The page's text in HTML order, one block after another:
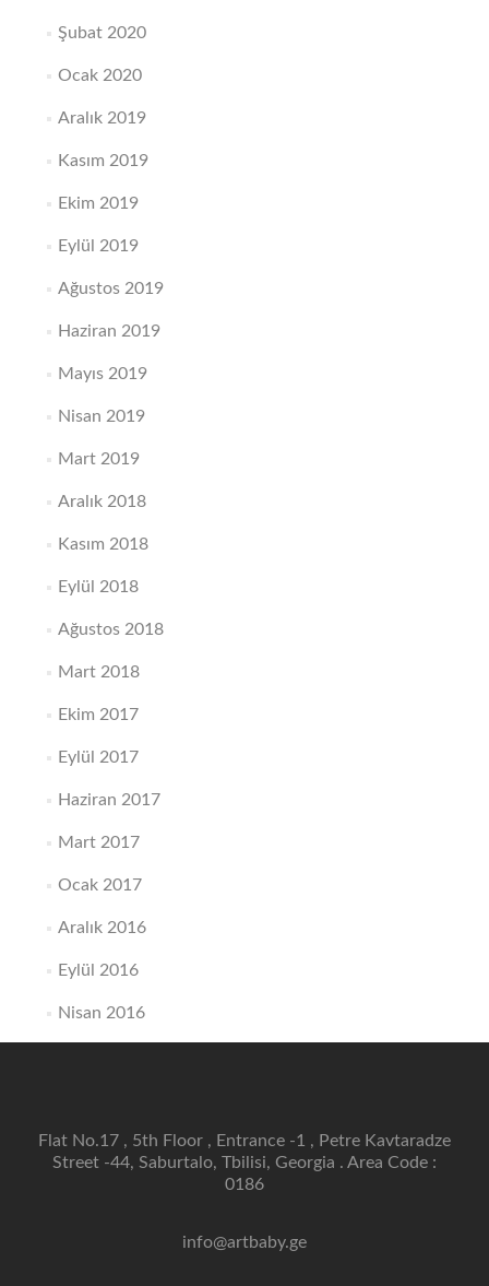
Şubat 2020
Ocak 2020
Aralık 2019
Kasım 2019
Ekim 2019
Eylül 2019
Ağustos 2019
Haziran 2019
Mayıs 2019
Nisan 2019
Mart 2019
Aralık 2018
Kasım 2018
Eylül 2018
Ağustos 2018
Mart 2018
Ekim 2017
Eylül 2017
Haziran 2017
Mart 2017
Ocak 2017
Aralık 2016
Eylül 2016
Nisan 2016
Flat No.17 , 5th Floor , Entrance -1 , Petre Kavtaradze
Street -44, Saburtalo, Tbilisi, Georgia . Area Code :
0186
info@artbaby.ge